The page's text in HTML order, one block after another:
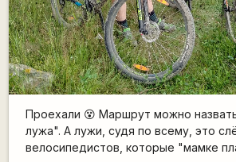
Проехали 😵 Маршрут можно
лужа". А лужи, судя по всему, это
велосипедистов, которые "мамке